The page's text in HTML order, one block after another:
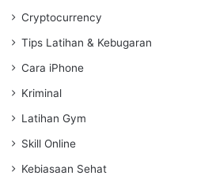
Cryptocurrency
Tips Latihan & Kebugaran
Cara iPhone
Kriminal
Latihan Gym
Skill Online
Kebiasaan Sehat